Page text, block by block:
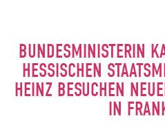
BUNDESMINISTERIN
HESSISCHEN
HEINZ BESUCHEN
IN